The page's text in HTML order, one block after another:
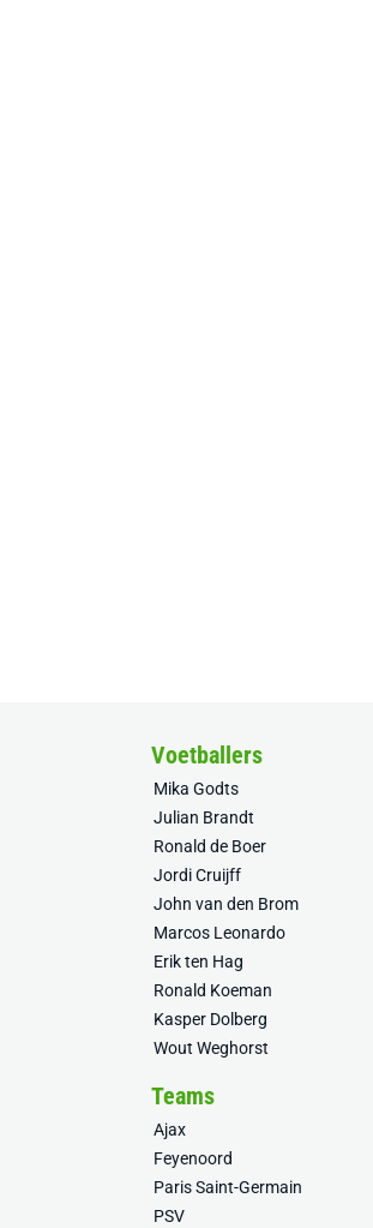
Voetballers
Mika Godts
Julian Brandt
Ronald de Boer
Jordi Cruijff
John van den Brom
Marcos Leonardo
Erik ten Hag
Ronald Koeman
Kasper Dolberg
Wout Weghorst
Teams
Ajax
Feyenoord
Paris Saint-Germain
PSV